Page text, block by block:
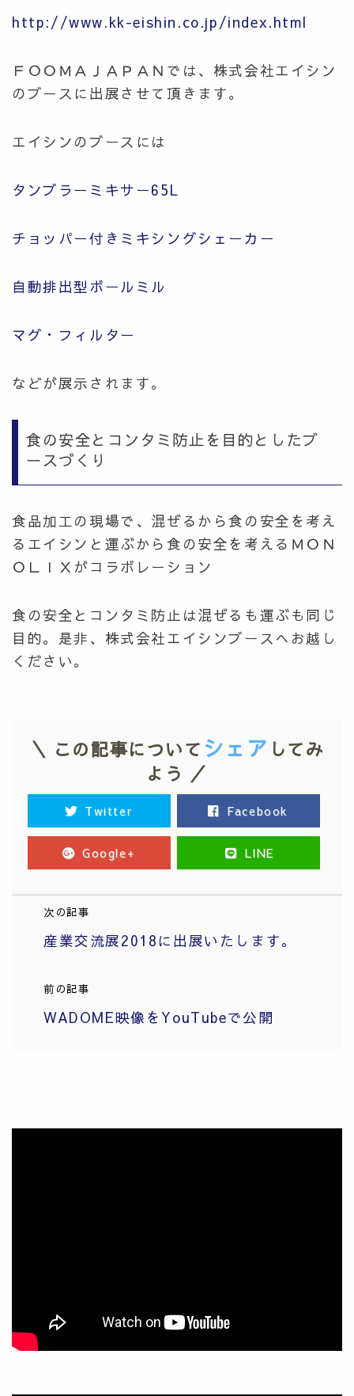
http://www.kk-eishin.co.jp/index.html
ＦＯＯＭＡＪＡＰＡＮでは、株式会社エイシン
のブースに出展させて頂きます。
エイシンのブースには
タンブラーミキサー65L
チョッパー付きミキシングシェーカー
自動排出型ボールミル
マグ・フィルター
などが展示されます。
食の安全とコンタミ防止を目的としたブ
ースづくり
食品加工の現場で、混ぜるから食の安全を考え
るエイシンと運ぶから食の安全を考えるＭＯＮ
ＯＬＩＸがコラボレーション
食の安全とコンタミ防止は混ぜるも運ぶも同じ
目的。是非、株式会社エイシンブースへお越し
ください。
＼ この記事について シェア してみ
よう ／
Twitter Facebook
Google+ LINE
次の記事
産業交流展2018に出展いたします。
前の記事
WADOME映像をYouTubeで公開